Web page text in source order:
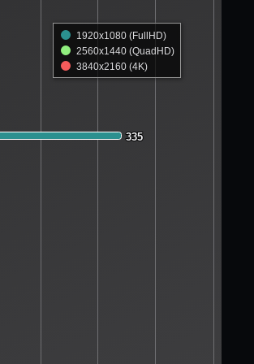
335
335
1920x1080 (FullHD)
2560x1440 (QuadHD)
3840x2160 (4K)